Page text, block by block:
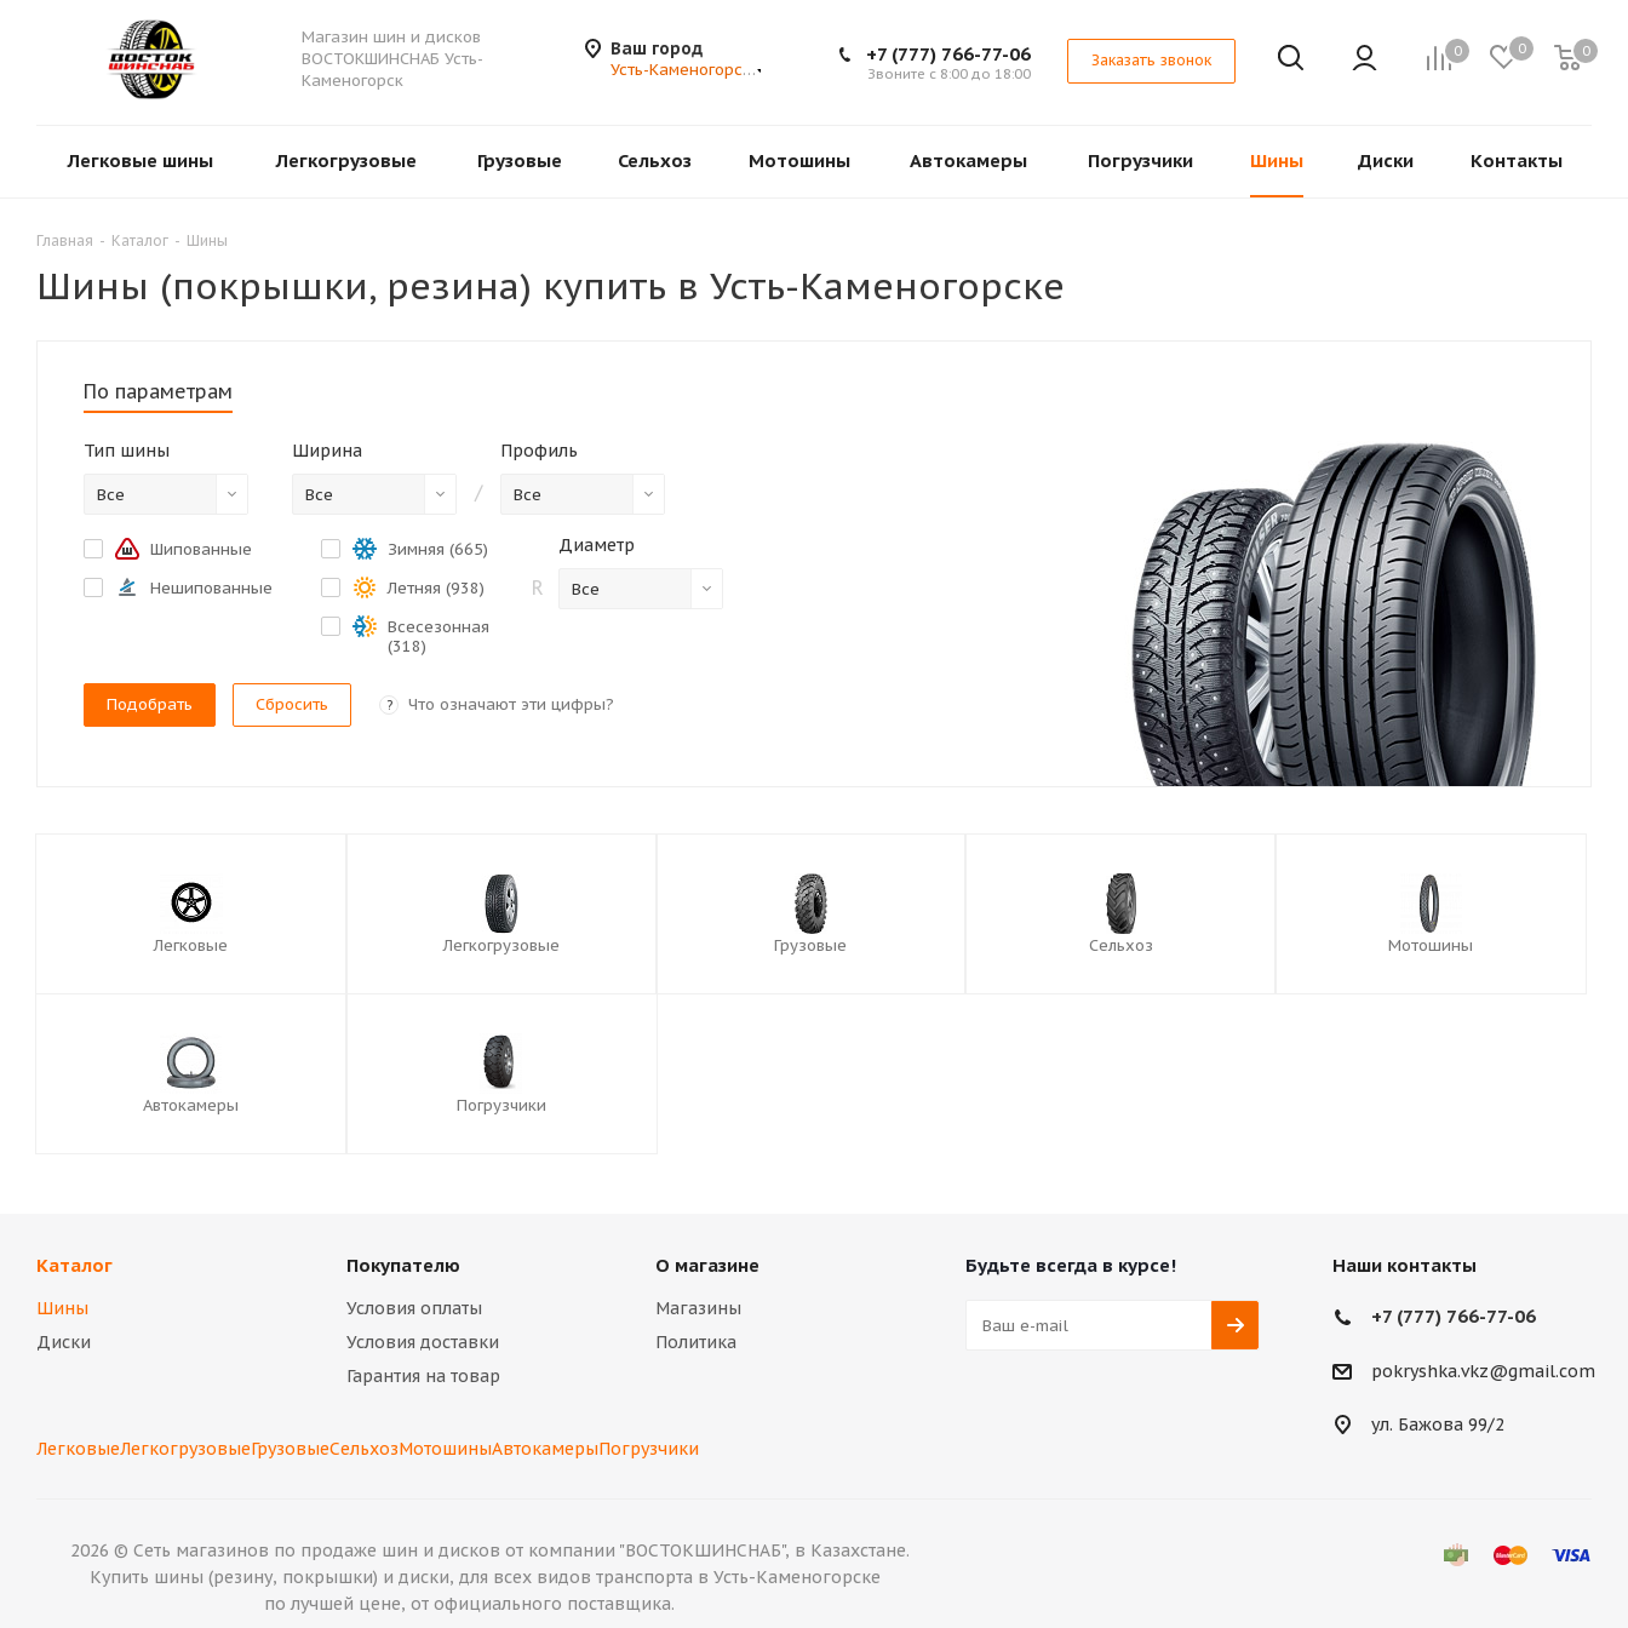
Магазин шин и дисков
ВОСТОКШИНСНАБ Усть-
Каменогорск
Ваш город
Усть-Каменогорск
0 0 0
+7 (777) 766-77-06
Звоните с 8:00 до 18:00
Заказать звонок
Легковые шины Легкогрузовые Грузовые Сельхоз Мотошины Автокамеры Погрузчики Шины Диски Контакты
Главная - Каталог - Шины
Шины (покрышки, резина) купить в Усть-Каменогорске
По параметрам
Тип шины
Все
Ширина
Все
Профиль
/ Все
Диаметр
R Все
Шипованные
Нешипованные
Зимняя (665)
Летняя (938)
Всесезонная
(318)
Сбросить ? Что означают эти цифры?
Легковые Легкогрузовые Грузовые Сельхоз Мотошины
Автокамеры Погрузчики
Каталог
Шины
Диски
Покупателю
Условия оплаты
Условия доставки
Гарантия на товар
О магазине
Магазины
Политика
ЛегковыеЛегкогрузовыеГрузовыеСельхозМотошиныАвтокамерыПогрузчики
Будьте всегда в курсе! Наши контакты
+7 (777) 766-77-06
pokryshka.vkz@gmail.com
ул. Бажова 99/2
2026 © Сеть магазинов по продаже шин и дисков от компании "ВОСТОКШИНСНАБ", в Казахстане.
Купить шины (резину, покрышки) и диски, для всех видов транспорта в Усть-Каменогорске
по лучшей цене, от официального поставщика.